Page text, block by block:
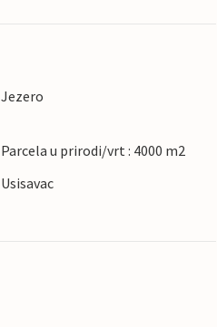
Jezero
Parcela u prirodi/vrt : 4000 m2
Usisavac